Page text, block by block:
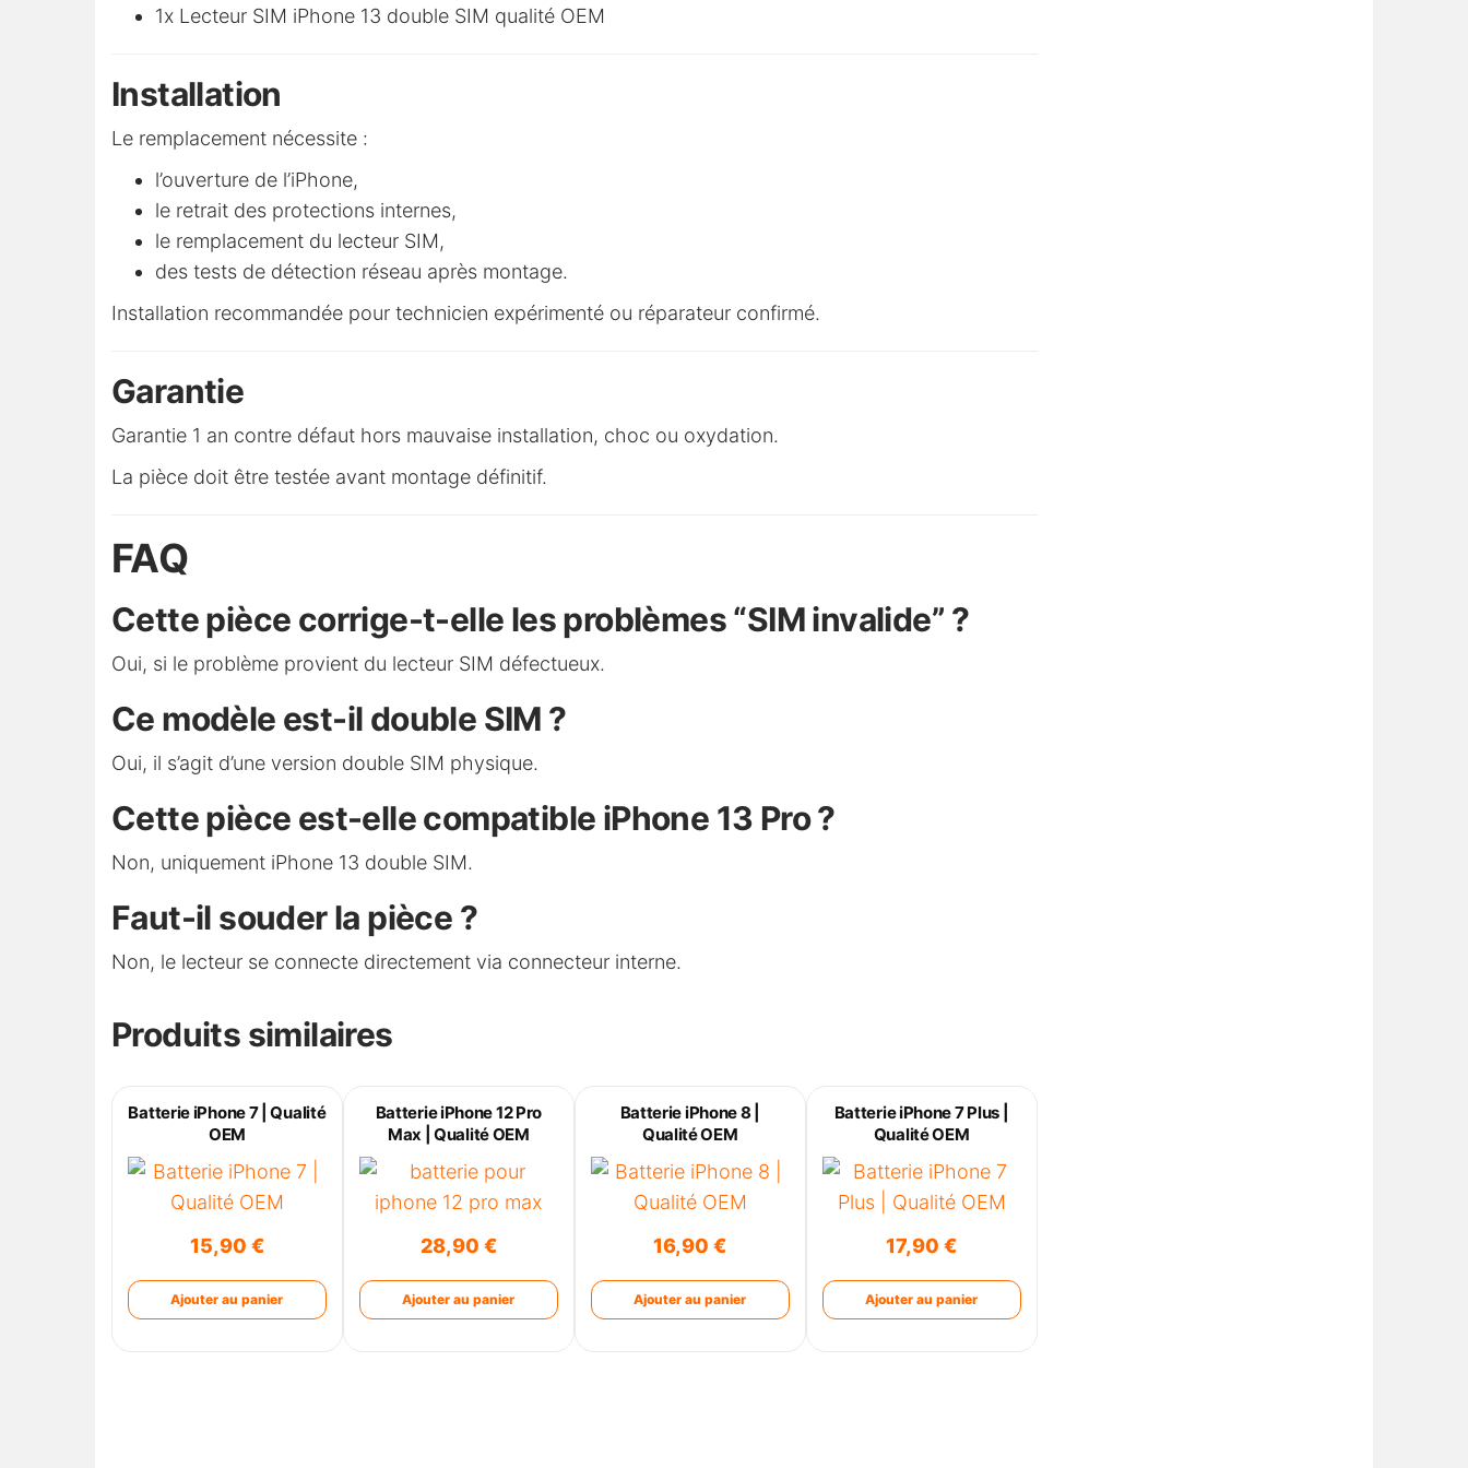
1x Lecteur SIM iPhone 13 double SIM qualité OEM
Installation
Le remplacement nécessite :
l’ouverture de l’iPhone,
le retrait des protections internes,
le remplacement du lecteur SIM,
des tests de détection réseau après montage.
Installation recommandée pour technicien expérimenté ou réparateur confirmé.
Garantie
Garantie 1 an contre défaut hors mauvaise installation, choc ou oxydation.
La pièce doit être testée avant montage définitif.
FAQ
Cette pièce corrige-t-elle les problèmes “SIM invalide” ?
Oui, si le problème provient du lecteur SIM défectueux.
Ce modèle est-il double SIM ?
Oui, il s’agit d’une version double SIM physique.
Cette pièce est-elle compatible iPhone 13 Pro ?
Non, uniquement iPhone 13 double SIM.
Faut-il souder la pièce ?
Non, le lecteur se connecte directement via connecteur interne.
Produits similaires
Batterie iPhone 7 | Qualité
OEM
15,90 €
Ajouter au panier
Batterie iPhone 12 Pro
Max | Qualité OEM
28,90 €
Ajouter au panier
Batterie iPhone 8 |
Qualité OEM
16,90€
Ajouter au panier
Batterie iPhone 7 Plus |
Qualité OEM
17,90€
Ajouter au panier